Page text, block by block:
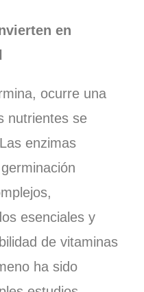
en
ocurre una
nutrientes se
enzimas
esenciales y
de vitaminas
ha sido